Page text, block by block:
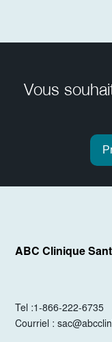
Vous
ABC Clinique
Tel :1-866-222-6735
Courriel :